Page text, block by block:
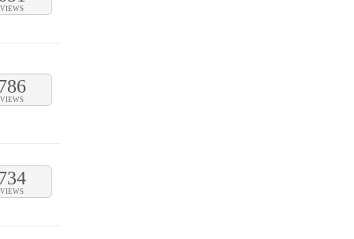
VIEWS
VIEWS
VIEWS